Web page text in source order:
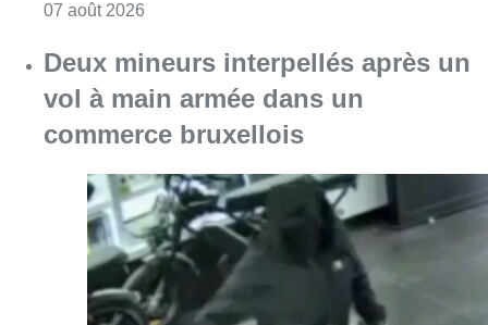
07 août 2026
Deux mineurs interpellés après un
vol à main armée dans un
commerce bruxellois